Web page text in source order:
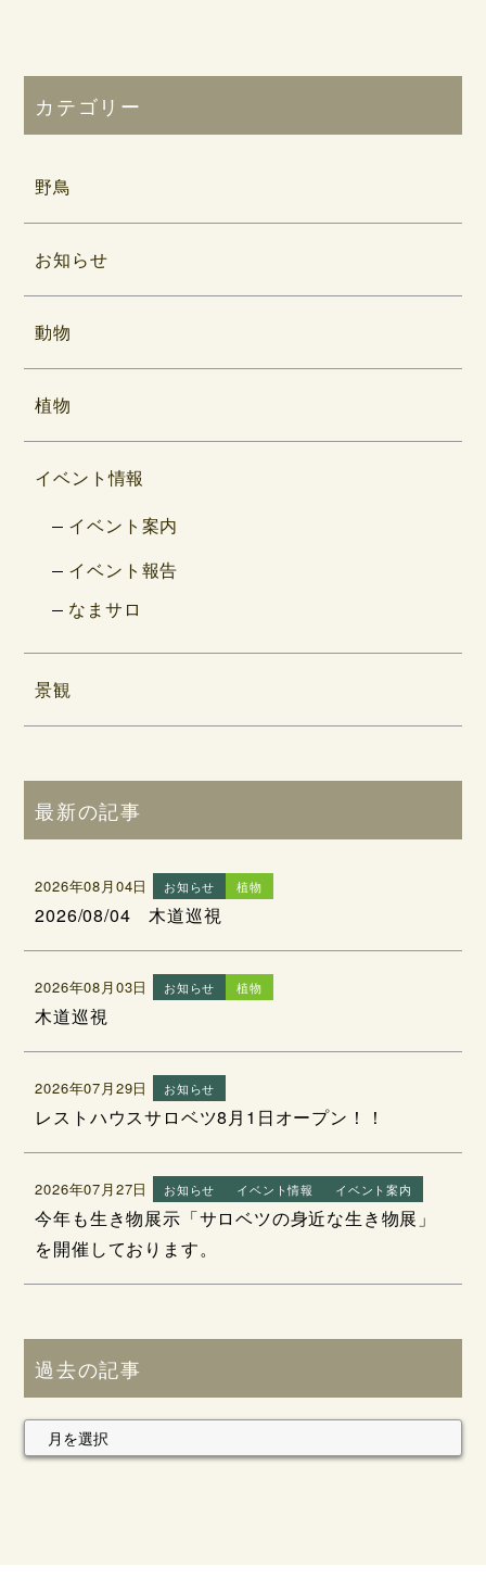
カテゴリー
野鳥
お知らせ
動物
植物
イベント情報
イベント案内
イベント報告
なまサロ
景観
最新の記事
2026年08月04日 お知らせ 植物
2026/08/04 木道巡視
2026年08月03日 お知らせ 植物
木道巡視
2026年07月29日 お知らせ
レストハウスサロベツ8月1日オープン！！
2026年07月27日 お知らせ イベント情報 イベント案内
今年も生き物展示「サロベツの身近な生き物展」
を開催しております。
過去の記事